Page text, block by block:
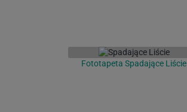
Fototapeta Spadające Liście